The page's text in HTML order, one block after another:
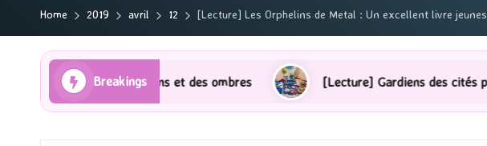
Home 2019 avril 12 [Lecture] Les Orphelins de Metal : Un excellent livre
Breakings
Rayons et des ombres [Lecture] Gardiens des cités perdues : Le roman